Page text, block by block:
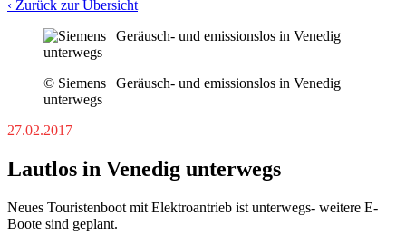
‹ Zurück zur Übersicht
© Siemens | Geräusch- und emissionslos in Venedig
unterwegs
27.02.2017
Lautlos in Venedig unterwegs
Neues Touristenboot mit Elektroantrieb ist unterwegs- weitere E-
Boote sind geplant.